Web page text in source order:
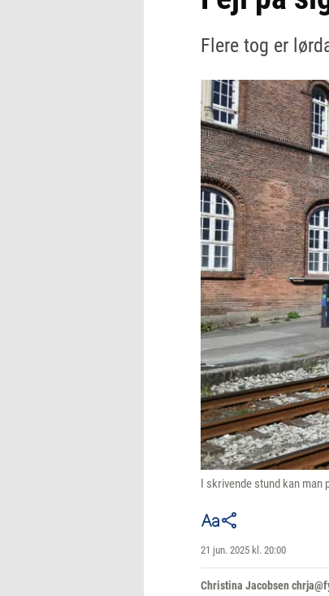
Flere tog er
I skrivende stund kan
21 jun. 2025 kl. 20:00
Christina Jacobsen